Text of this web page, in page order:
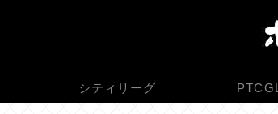
シティリーグ PTCGL